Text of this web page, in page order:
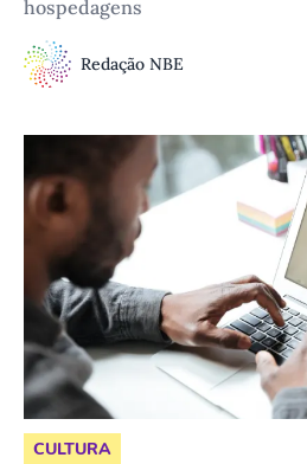
hospedagens
Redação NBE
CULTURA